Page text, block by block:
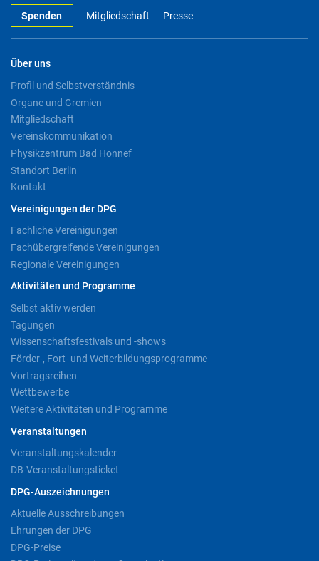
Spenden Mitgliedschaft Presse
Über uns
Profil und Selbstverständnis
Organe und Gremien
Mitgliedschaft
Vereinskommunikation
Physikzentrum Bad Honnef
Standort Berlin
Kontakt
Vereinigungen der DPG
Fachliche Vereinigungen
Fachübergreifende Vereinigungen
Regionale Vereinigungen
Aktivitäten und Programme
Selbst aktiv werden
Tagungen
Wissenschaftsfestivals und -shows
Förder-, Fort- und Weiterbildungsprogramme
Vortragsreihen
Wettbewerbe
Weitere Aktivitäten und Programme
Veranstaltungen
Veranstaltungskalender
DB-Veranstaltungsticket
DPG-Auszeichnungen
Aktuelle Ausschreibungen
Ehrungen der DPG
DPG-Preise